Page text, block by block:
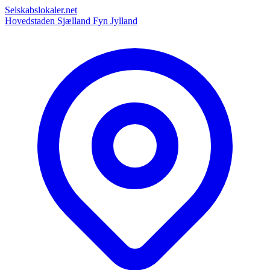
Selskabslokaler.net
Hovedstaden Sjælland Fyn Jylland